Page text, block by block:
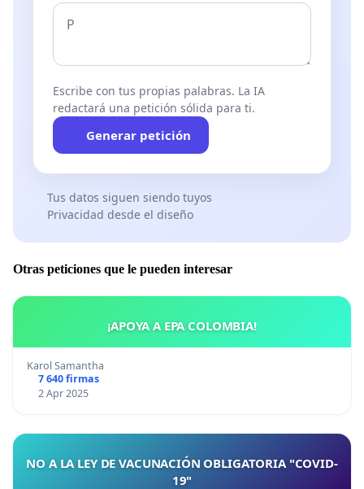
Escribe con tus propias palabras. La IA
redactará una petición sólida para ti.
Generar petición
Tus datos siguen siendo tuyos
Privacidad desde el diseño
Otras peticiones que le pueden interesar
¡APOYA A EPA COLOMBIA!
Karol Samantha
7 640 firmas
2 Apr 2025
NO A LA LEY DE VACUNACIÓN OBLIGATORIA "COVID-
19"